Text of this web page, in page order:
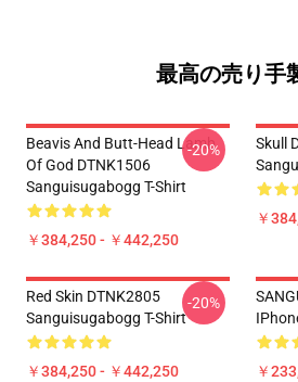
最高の売り手
Beavis And Butt-Head Lamb
Of God DTNK1506
Sanguisugabogg T-Shirt
￥384,250 - ￥442,250
-20%
Skull
￥
Red Skin DTNK2805
Sanguisugabogg T-Shirt
￥384,250 - ￥442,250
-20%
￥